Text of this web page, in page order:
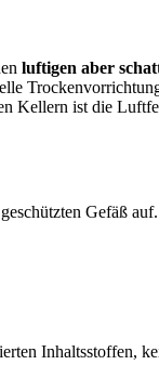
luftigen aber
Kellern ist die
Gefäß
Inhaltsstoffen,